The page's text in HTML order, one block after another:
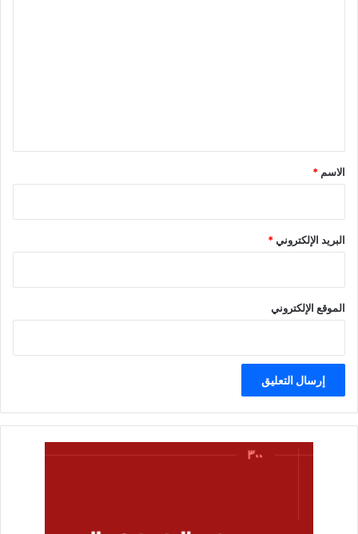
*
الاسم *
البريد الإلكتروني*
الموقع الإلكتروني